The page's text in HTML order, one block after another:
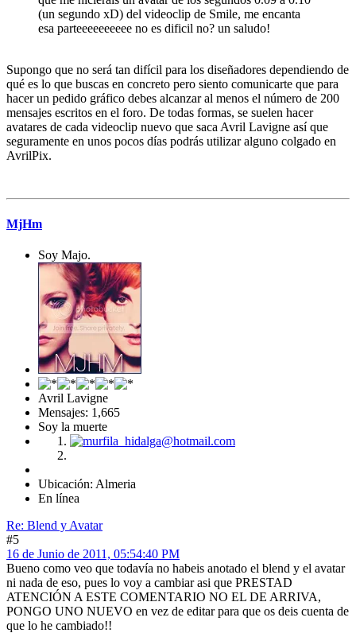
(un segundo xD) del videoclip de Smile, me encanta
esa parteeeeeeeeee no es dificil no? un saludo!
Supongo que no será tan difícil para los diseñadores dependiendo de
qué es lo que buscas en concreto pero siento comunicarte que para
hacer un pedido gráfico debes alcanzar al menos el número de 200
mensajes escritos en el foro. De todas formas, se suelen hacer
avatares de cada videoclip nuevo que saca Avril Lavigne así que
seguramente en unos pocos días podrás utilizar alguno colgado en
AvrilPix.
MjHm
Soy Majo.
Avril Lavigne
Mensajes: 1,665
Soy la muerte
Ubicación: Almeria
En línea
Re: Blend y Avatar
#5
16 de Junio de 2011, 05:54:40 PM
Bueno como veo que todavía no habeis anotado el blend y el avatar
ni nada de eso, pues lo voy a cambiar asi que PRESTAD
ATENCIÓN A ESTE COMENTARIO NO EL DE ARRIVA,
PONGO UNO NUEVO en vez de editar para que os deis cuenta de
que lo he cambiado!!